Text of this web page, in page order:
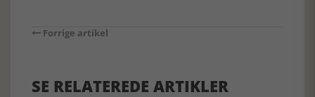
Forrige artikel
SE RELATEREDE ARTIKLER